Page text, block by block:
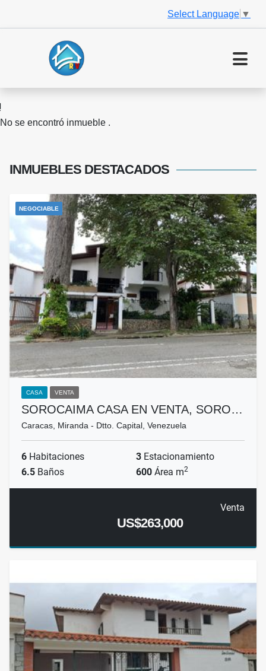
Select Language ▼
No se encontró inmueble .
INMUEBLES DESTACADOS
NEGOCIABLE
CASA VENTA
SOROCAIMA CASA EN VENTA, SORO…
Caracas, Miranda - Dtto. Capital, Venezuela
6 Habitaciones 3 Estacionamiento
6.5 Baños 600 Área m2
Venta
US$263,000